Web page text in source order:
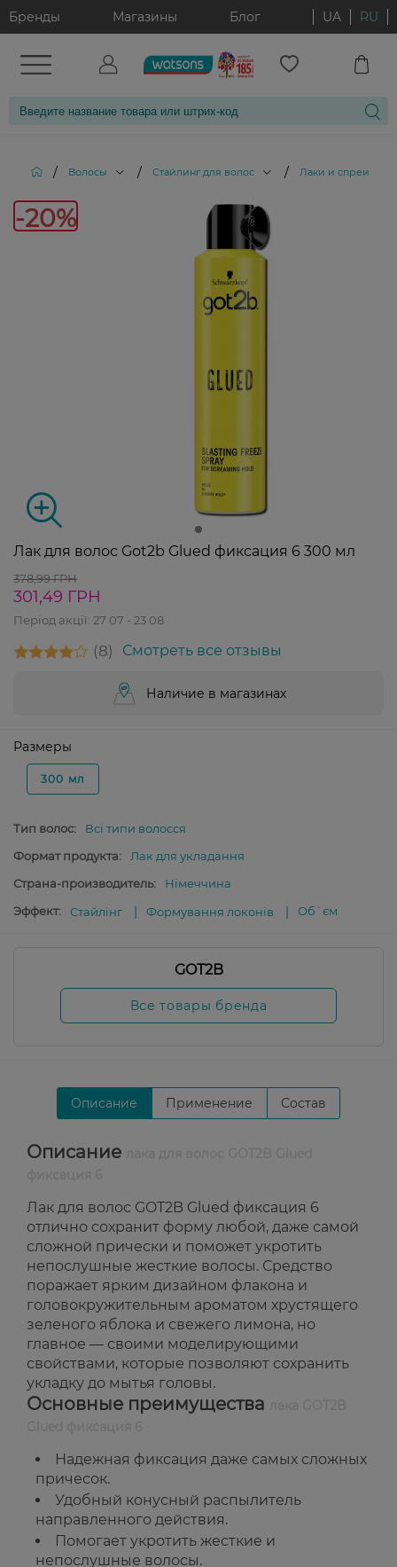
Бренды Магазины Блог UA RU
/ Волосы / Стайлинг для волос / Лаки и спреи для
-20%
Лак для волос Got2b Glued фиксация 6 300 мл
378,99 ГРН
301,49 ГРН
Період акції: 27 07 - 23 08
8 Смотреть все отзывы
Наличие в магазинах
Размеры
300 мл
Тип волос:
Всі типи волосся
Формат продукта:
Лак для укладання
Страна-производитель:
Німеччина
Эффект:
Стайлінг Формування локонів Об`єм
GOT2B
Все товары бренда
Описание Применение Состав
Описание
Лак для волос GOT2B Glued фиксация 6
отлично сохранит форму любой, даже самой
сложной прически и поможет укротить
непослушные жесткие волосы. Средство
поражает ярким дизайном флакона и
головокружительным ароматом хрустящего
зеленого яблока и свежего лимона, но
главное — своими моделирующими
свойствами, которые позволяют сохранить
укладку до мытья головы.
Основные преимущества
Надежная фиксация даже самых сложных
причесок.
Удобный конусный распылитель
направленного действия.
Помогает укротить жесткие и
непослушные волосы.